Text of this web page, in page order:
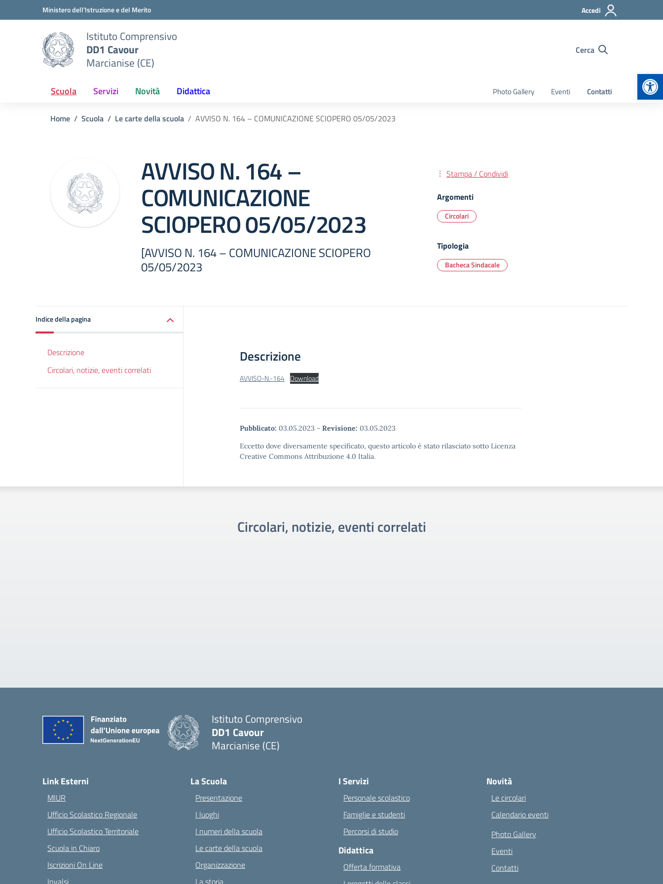
Vai ai contenuti
Vai al menu di navigazioneMinistero dell'Istruzione e del Merito Accedi
Istituto Comprensivo
DD1 Cavour
Marcianise (CE)
Cerca
Scuola Servizi Novità Didattica Photo Gallery Eventi Contatti
Home Scuola Le carte della scuola AVVISO N. 164 – COMUNICAZIONE SCIOPERO 05/05/2023
AVVISO N. 164 –
COMUNICAZIONE
SCIOPERO 05/05/2023
[AVVISO N. 164 – COMUNICAZIONE SCIOPERO
05/05/2023
Stampa / Condividi
Argomenti
Circolari
Tipologia
Bacheca Sindacale
Indice della pagina
Descrizione
Circolari, notizie, eventi correlati
Descrizione
AVVISO-N.-164 Download
Pubblicato: 03.05.2023 - Revisione: 03.05.2023
Eccetto dove diversamente specificato, questo articolo è stato rilasciato sotto Licenza
Creative Commons Attribuzione 4.0 Italia.
Circolari, notizie, eventi correlati
Istituto Comprensivo
DD1 Cavour
Marcianise (CE)
Link Esterni
MIUR
Ufficio Scolastico Regionale
Ufficio Scolastico Territoriale
Scuola in Chiaro
Iscrizioni On Line
Invalsi
La Scuola
Presentazione
I luoghi
I numeri della scuola
Le carte della scuola
Organizzazione
La storia
I Servizi
Personale scolastico
Famiglie e studenti
Percorsi di studio
Didattica
Offerta formativa
Novità
Le circolari
Calendario eventi
Photo Gallery
Eventi
Contatti